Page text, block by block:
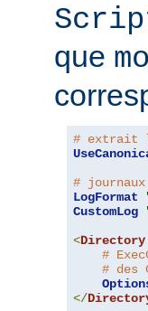
que
# extrait
#
LogFormat
CustomLog
<Directory
#
# des
</